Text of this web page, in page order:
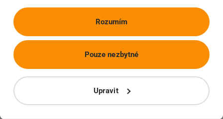
Rozumím
Upravit
Pouze nezbytné